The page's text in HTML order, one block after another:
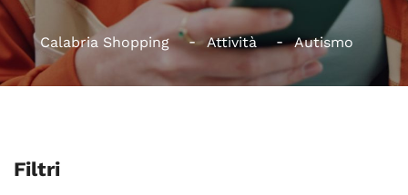
Calabria Shopping Attività Autismo
Filtri